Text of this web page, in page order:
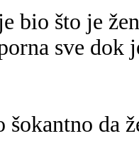
bio što je
sve
da